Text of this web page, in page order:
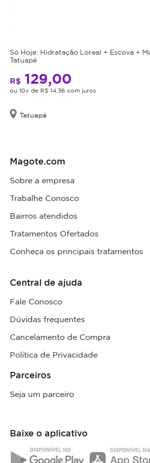
Só Hoje: Hidratação Loreal + Escova +
Tatuapé
R$ 129,00
ou 10x de R$ 14,36 com juros
Tatuapé
Magote.com
Sobre a empresa
Trabalhe Conosco
Bairros atendidos
Tratamentos Ofertados
Conheça os principais tratamentos
Central de ajuda
Fale Conosco
Dúvidas frequentes
Cancelamento de Compra
Política de Privacidade
Parceiros
Seja um parceiro
Baixe o aplicativo